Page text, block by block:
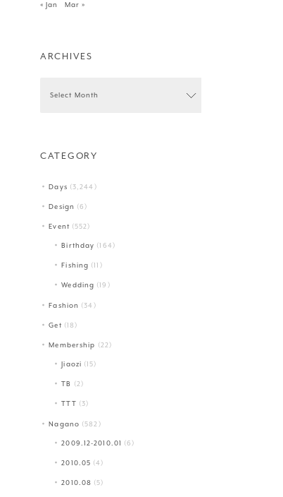
« Jan Mar »
ARCHIVES
CATEGORY
Days (3,244)
Design (6)
Event (552)
Birthday (164)
Fishing (11)
Wedding (19)
Fashion (34)
Get (18)
Membership (22)
Jiaozi (15)
TB (2)
TTT (3)
Nagano (582)
2009.12-2010.01 (6)
2010.05 (4)
2010.08 (5)